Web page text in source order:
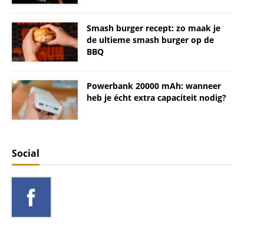
Smash burger recept: zo maak je
de ultieme smash burger op de
BBQ
Powerbank 20000 mAh: wanneer
heb je écht extra capaciteit nodig?
Social